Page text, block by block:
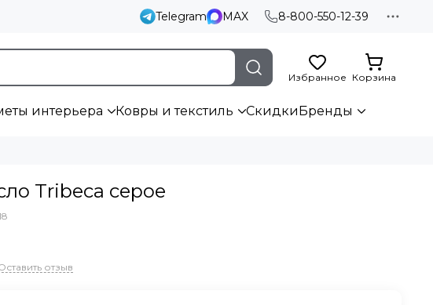
Telegram MAX 8-800-550-12-39
Избранное Корзина
интерьера Ковры и текстиль СкидкиБренды
Tribeca серое
отзыв